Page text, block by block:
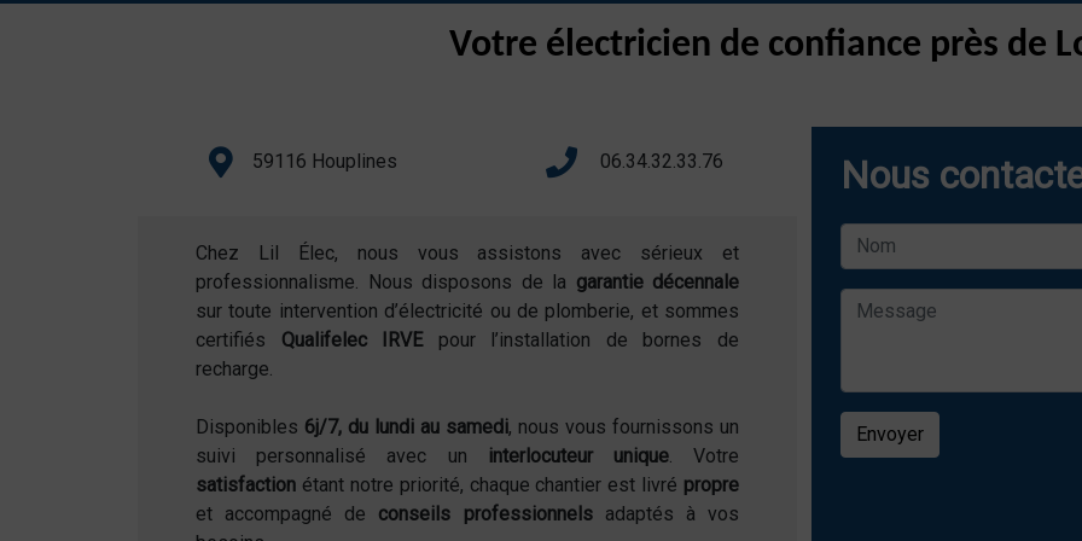
Votre électricien de confiance près de
59116 Houplines 06.34.32.33.76
Chez Lil Élec, nous vous assistons avec sérieux et
professionnalisme. Nous disposons de la garantie décennale
sur toute intervention d’électricité ou de plomberie, et sommes
certifiés Qualifelec IRVEpour l’installation de bornes de
recharge.
Disponibles 6j/7, du lundi au samedi, nous vous fournissons un
suivi personnalisé avec un
interlocuteur unique. Votre
satisfaction étant notre priorité, chaque chantier est livré propre
et accompagné de conseils professionnelsadaptés à vos
Nous
Envoyer